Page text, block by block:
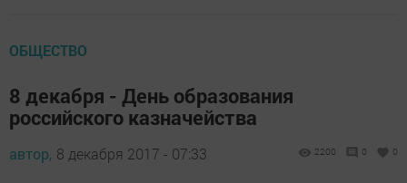
ОБЩЕСТВО
8 декабря - День образования
российского казначейства
автор, 8 декабря 2017 - 07:33 2200 0 0